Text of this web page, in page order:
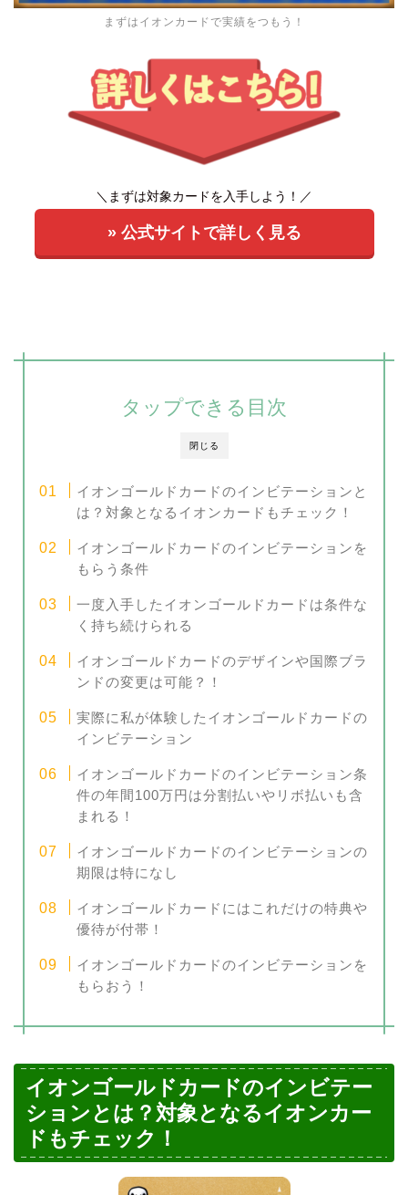
まずはイオンカードで実績をつもう！
＼まずは対象カードを入手しよう！／
» 公式サイトで詳しく見る
閉じる
タップできる目次
イオンゴールドカードのインビテーションと
は？対象となるイオンカードもチェック！
イオンゴールドカードのインビテーションを
もらう条件
一度入手したイオンゴールドカードは条件な
く持ち続けられる
イオンゴールドカードのデザインや国際ブラ
ンドの変更は可能？！
実際に私が体験したイオンゴールドカードの
インビテーション
イオンゴールドカードのインビテーション条
件の年間100万円は分割払いやリボ払いも含
まれる！
イオンゴールドカードのインビテーションの
期限は特になし
イオンゴールドカードにはこれだけの特典や
優待が付帯！
イオンゴールドカードのインビテーションを
もらおう！
イオンゴールドカードのインビテー
ションとは？対象となるイオンカー
ドもチェック！